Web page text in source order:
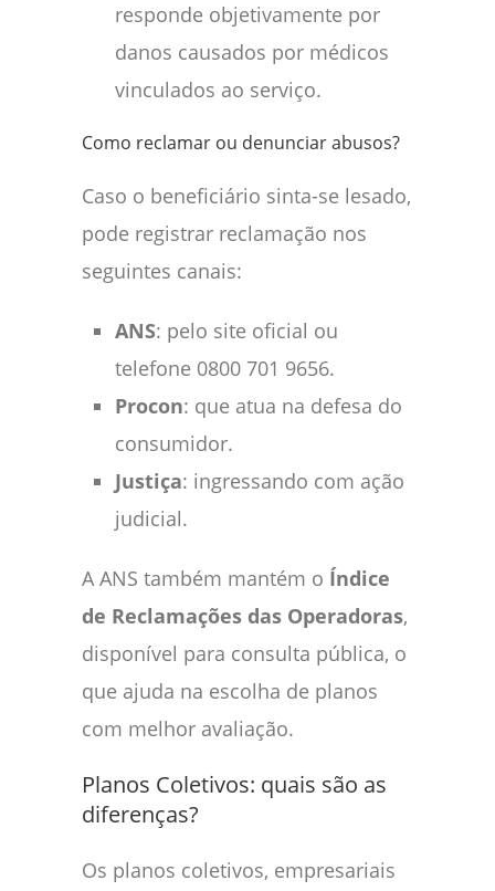
responde objetivamente por
danos causados por médicos
vinculados ao serviço.
Como reclamar ou denunciar abusos?
Caso o beneficiário sinta-se lesado,
pode registrar reclamação nos
seguintes canais:
ANS: pelo site oficial ou
telefone 0800 701 9656.
Procon: que atua na defesa do
consumidor.
Justiça: ingressando com ação
judicial.
A ANS também mantém o Índice
de Reclamações das Operadoras,
disponível para consulta pública, o
que ajuda na escolha de planos
com melhor avaliação.
Planos Coletivos: quais são as
diferenças?
Os planos coletivos, empresariais